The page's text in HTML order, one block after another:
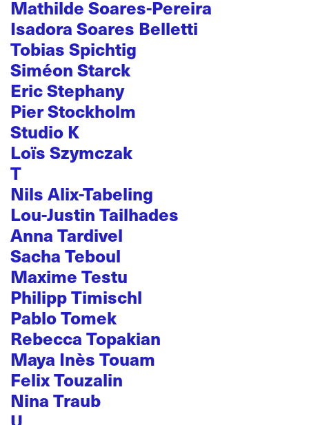
Mathilde Soares-Pereira
Isadora Soares Belletti
Tobias Spichtig
Siméon Starck
Eric Stephany
Pier Stockholm
Studio K
Loïs Szymczak
T
Nils Alix-Tabeling
Lou-Justin Tailhades
Anna Tardivel
Sacha Teboul
Maxime Testu
Philipp Timischl
Pablo Tomek
Rebecca Topakian
Maya Inès Touam
Felix Touzalin
Nina Traub